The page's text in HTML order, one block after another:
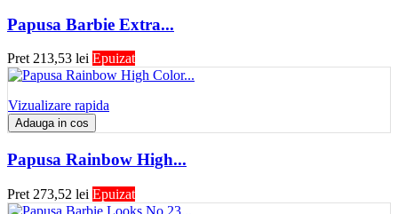
Papusa Barbie Extra...
Pret 213,53 lei Epuizat
Vizualizare rapida
Adauga in cos
Papusa Rainbow High...
Pret 273,52 lei Epuizat